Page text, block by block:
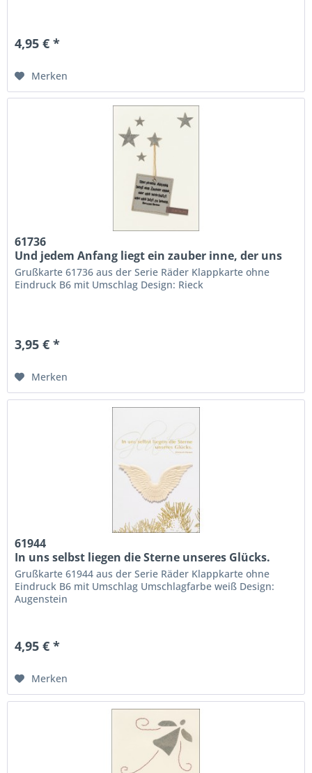
4,95 € *
Merken
61736
Und jedem Anfang liegt ein zauber inne, der uns
beschützt und uns hilft zu leben / Hermann Hesse
Grußkarte 61736 aus der Serie Räder Klappkarte ohne
Eindruck B6 mit Umschlag Design: Rieck
3,95 € *
Merken
61944
In uns selbst liegen die Sterne unseres Glücks.
(Heinrich Heine)
Grußkarte 61944 aus der Serie Räder Klappkarte ohne
Eindruck B6 mit Umschlag Umschlagfarbe weiß Design:
Augenstein
4,95 € *
Merken